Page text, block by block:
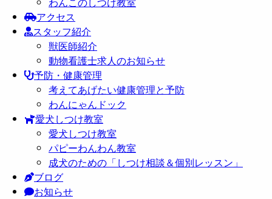
アクセス
スタッフ紹介
獣医師紹介
動物看護士求人のお知らせ
予防・健康管理
考えてあげたい健康管理と予防
わんにゃんドック
愛犬しつけ教室
愛犬しつけ教室
パピーわんわん教室
成犬のための「しつけ相談＆個別レッスン」
ブログ
お知らせ